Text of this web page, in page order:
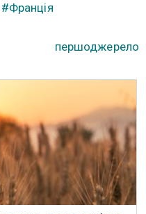
#Франція
першоджерело